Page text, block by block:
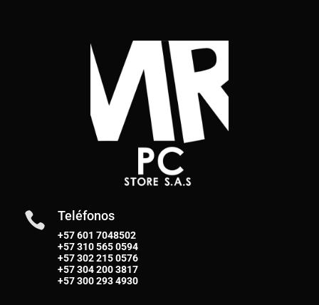
 Teléfonos
+57 601 7048502
+57310 565 0594
+57302 215 0576
+57304 200 3817
+57300 293 4930